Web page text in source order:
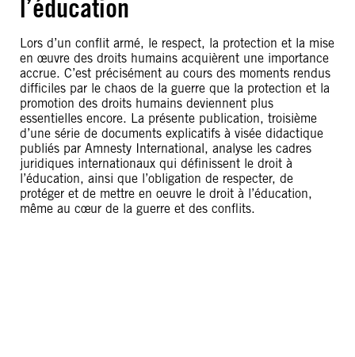
l’éducation
Lors d’un conflit armé, le respect, la protection et la mise
en œuvre des droits humains acquièrent une importance
accrue. C’est précisément au cours des moments rendus
difficiles par le chaos de la guerre que la protection et la
promotion des droits humains deviennent plus
essentielles encore. La présente publication, troisième
d’une série de documents explicatifs à visée didactique
publiés par Amnesty International, analyse les cadres
juridiques internationaux qui définissent le droit à
l’éducation, ainsi que l’obligation de respecter, de
protéger et de mettre en oeuvre le droit à l’éducation,
même au cœur de la guerre et des conflits.